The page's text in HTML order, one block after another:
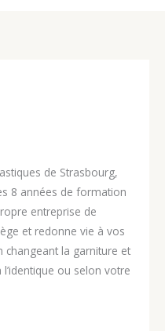
de Strasbourg,
8 années de formation
entreprise de
et redonne vie à vos
changeant la garniture et
ou selon votre